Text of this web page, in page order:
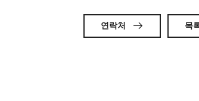
연락처  목